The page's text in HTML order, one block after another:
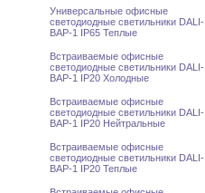
Универсальные офисные
светодиодные светильники DALI-
BAP-1 IP65 Теплые
Встраиваемые офисные
светодиодные светильники DALI-
BAP-1 IP20 Холодные
Встраиваемые офисные
светодиодные светильники DALI-
BAP-1 IP20 Нейтральные
Встраиваемые офисные
светодиодные светильники DALI-
BAP-1 IP20 Теплые